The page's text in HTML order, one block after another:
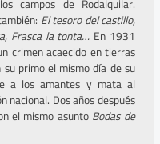
campos de Rodalquilar.
El tesoro del castillo,
Frasca la tonta… En 1931
crimen acaecido en tierras
primo el mismo día de su
a los amantes y mata al
nacional. Dos años después
el mismo asuntoBodas de